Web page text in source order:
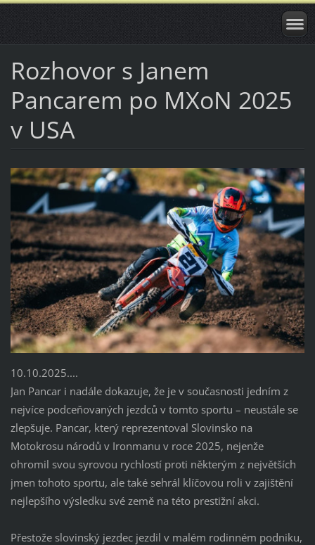
Rozhovor s Janem
Pancarem po MXoN 2025
v USA
10.10.2025....
Jan Pancar i nadále dokazuje, že je v současnosti jedním z
nejvíce podceňovaných jezdců v tomto sportu – neustále se
zlepšuje. Pancar, který reprezentoval Slovinsko na
Motokrosu národů v Ironmanu v roce 2025, nejenže
ohromil svou syrovou rychlostí proti některým z největších
jmen tohoto sportu, ale také sehrál klíčovou roli v zajištění
nejlepšího výsledku své země na této prestižní akci.
Přestože slovinský jezdec jezdil v malém rodinném podniku,